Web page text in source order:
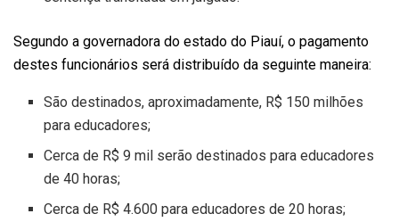
Segundo a governadora do estado do Piauí, o pagamento
destes funcionários será distribuído da seguinte maneira:
São destinados, aproximadamente, R$ 150 milhões
para educadores;
Cerca de R$ 9 mil serão destinados para educadores
de 40 horas;
Cerca de R$ 4.600 para educadores de 20 horas;